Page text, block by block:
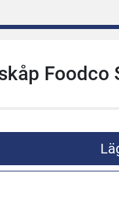
Foodco